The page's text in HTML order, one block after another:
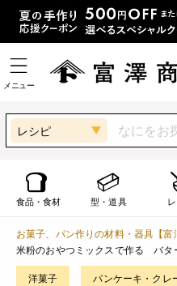
メニュー
レシピ
食品・食材 型・道具
お菓子、パン作りの材料・器具【富
米粉のおやつミックスで作る バタ
洋菓子 パンケーキ・クレ